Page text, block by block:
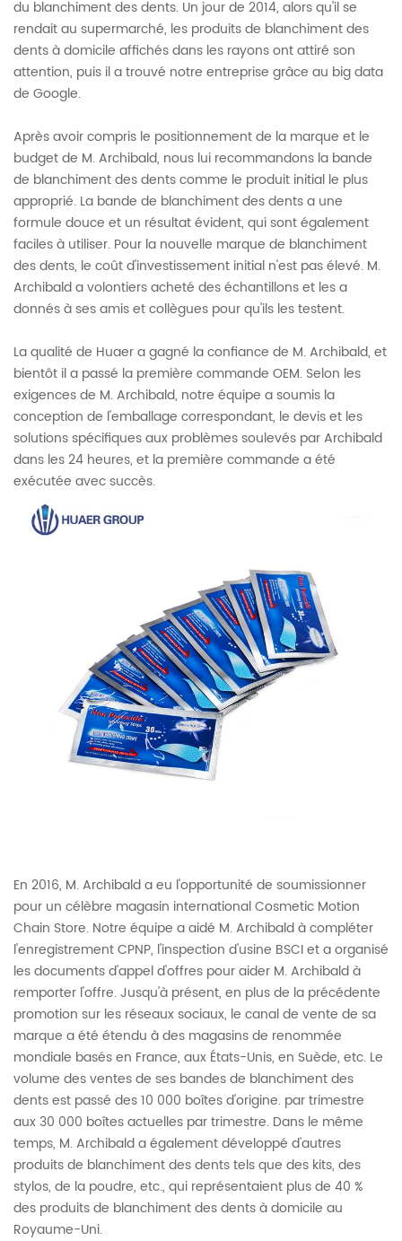
du blanchiment des dents. Un jour de 2014, alors qu'il se
rendait au supermarché, les produits de blanchiment des
dents à domicile affichés dans les rayons ont attiré son
attention, puis il a trouvé notre entreprise grâce au big data
de Google.
Après avoir compris le positionnement de la marque et le
budget de M. Archibald, nous lui recommandons la bande
de blanchiment des dents comme le produit initial le plus
approprié. La bande de blanchiment des dents a une
formule douce et un résultat évident, qui sont également
faciles à utiliser. Pour la nouvelle marque de blanchiment
des dents, le coût d'investissement initial n'est pas élevé. M.
Archibald a volontiers acheté des échantillons et les a
donnés à ses amis et collègues pour qu'ils les testent.
La qualité de Huaer a gagné la confiance de M. Archibald, et
bientôt il a passé la première commande OEM. Selon les
exigences de M. Archibald, notre équipe a soumis la
conception de l'emballage correspondant, le devis et les
solutions spécifiques aux problèmes soulevés par Archibald
dans les 24 heures, et la première commande a été
exécutée avec succès.
En 2016, M. Archibald a eu l'opportunité de soumissionner
pour un célèbre magasin international Cosmetic Motion
Chain Store. Notre équipe a aidé M. Archibald à compléter
l'enregistrement CPNP, l'inspection d'usine BSCI et a organisé
les documents d'appel d'offres pour aider M. Archibald à
remporter l'offre. Jusqu'à présent, en plus de la précédente
promotion sur les réseaux sociaux, le canal de vente de sa
marque a été étendu à des magasins de renommée
mondiale basés en France, aux États-Unis, en Suède, etc. Le
volume des ventes de ses bandes de blanchiment des
dents est passé des 10 000 boîtes d'origine. par trimestre
aux 30 000 boîtes actuelles par trimestre. Dans le même
temps, M. Archibald a également développé d'autres
produits de blanchiment des dents tels que des kits, des
stylos, de la poudre, etc., qui représentaient plus de 40 %
des produits de blanchiment des dents à domicile au
Royaume-Uni.